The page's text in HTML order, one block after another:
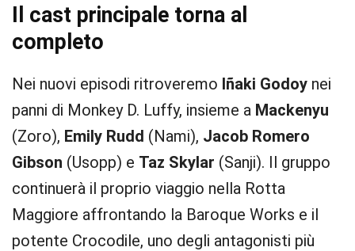
Il cast principale torna al
completo
Nei nuovi episodi ritroveremo Iñaki Godoy nei
panni di Monkey D. Luffy, insieme a Mackenyu
(Zoro), Emily Rudd (Nami), Jacob Romero
Gibson (Usopp) e Taz Skylar (Sanji). Il gruppo
continuerà il proprio viaggio nella Rotta
Maggiore affrontando la Baroque Works e il
potente Crocodile, uno degli antagonisti più